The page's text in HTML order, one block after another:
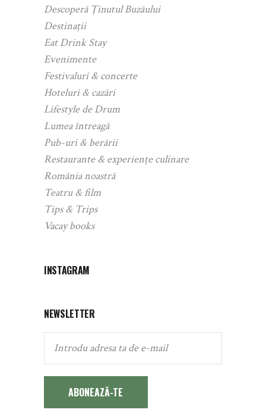
Descoperă Ținutul Buzăului
Destinații
Eat Drink Stay
Evenimente
Festivaluri & concerte
Hoteluri & cazări
Lifestyle de Drum
Lumea întreagă
Pub-uri & berării
Restaurante & experiențe culinare
România noastră
Teatru & film
Tips & Trips
Vacay books
INSTAGRAM
NEWSLETTER
ABONEAZĂ-TE